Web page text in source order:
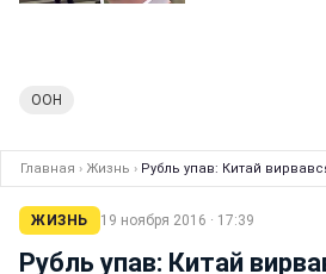
ООН
Главная › Жизнь › Рубль упав: Китай
ЖИЗНЬ 19 ноября 2016 · 17:39
Рубль упав: Китай